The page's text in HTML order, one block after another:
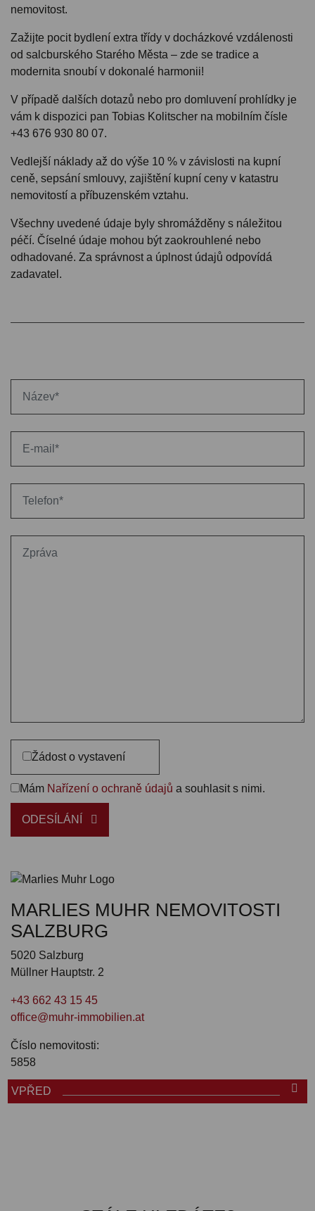
nemovitost.
Zažijte pocit bydlení extra třídy v docházkové vzdálenosti
od salcburského Starého Města – zde se tradice a
modernita snoubí v dokonalé harmonii!
V případě dalších dotazů nebo pro domluvení prohlídky je
vám k dispozici pan Tobias Kolitscher na mobilním čísle
+43 676 930 80 07.
Vedlejší náklady až do výše 10 % v závislosti na kupní
ceně, sepsání smlouvy, zajištění kupní ceny v katastru
nemovitostí a příbuzenském vztahu.
Všechny uvedené údaje byly shromážděny s náležitou
péčí. Číselné údaje mohou být zaokrouhlené nebo
odhadované. Za správnost a úplnost údajů odpovídá
zadavatel.
Žádost o vystavení
Mám Nařízení o ochraně údajů a souhlasit s nimi.
ODESÍLÁNÍ
MARLIES MUHR NEMOVITOSTI
SALZBURG
5020 Salzburg
Müllner Hauptstr. 2
+43 662 43 15 45
office@muhr-immobilien.at
Číslo nemovitosti:
5858
VPŘED